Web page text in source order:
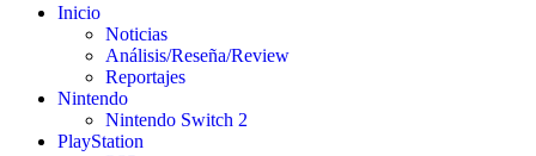
Inicio
Noticias
Análisis/Reseña/Review
Reportajes
Nintendo
Nintendo Switch 2
PlayStation